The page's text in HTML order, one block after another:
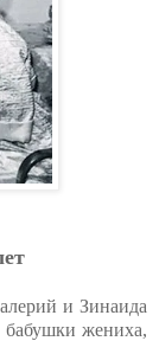
и Зинаида
жениха,